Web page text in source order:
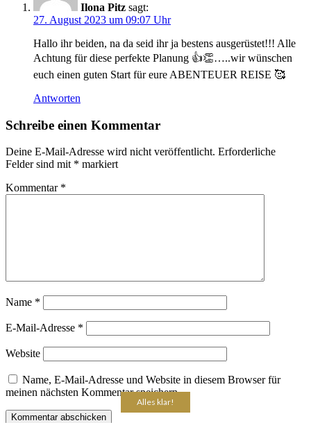
Ilona Pitz sagt:
27. August 2023 um 09:07 Uhr
Hallo ihr beiden, na da seid ihr ja bestens ausgerüstet!!! Alle
Achtung für diese perfekte Planung 👍👏…..wir wünschen
euch einen guten Start für eure ABENTEUER REISE 🥰
Antworten
Schreibe einen Kommentar
Deine E-Mail-Adresse wird nicht veröffentlicht. Erforderliche
Felder sind mit * markiert
Kommentar *
Name *
E-Mail-Adresse *
Website
Name, E-Mail-Adresse und Website in diesem Browser für
meinen nächsten Kommentar speichern.
Alles klar!
Alles klar!
Alles klar!
Alles klar!
Alles klar!